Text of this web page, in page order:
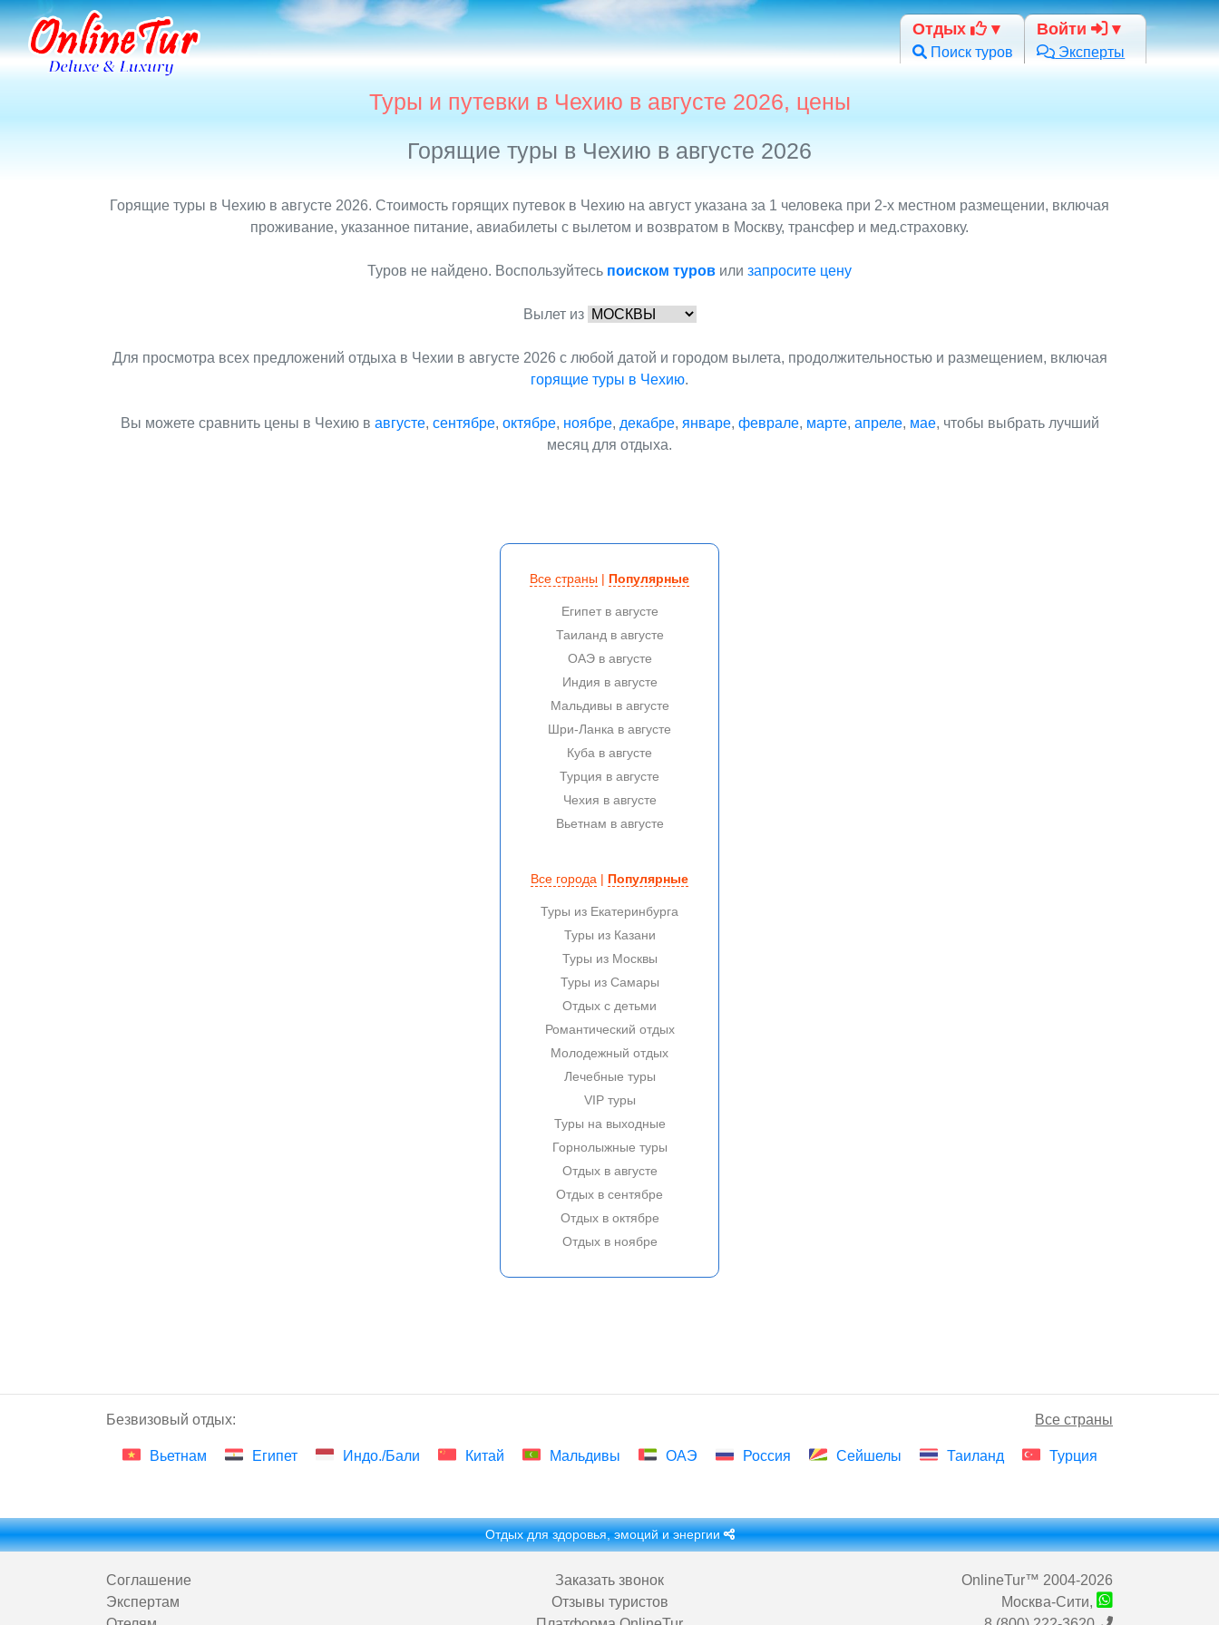
Отдых
Поиск туров
Войти
Эксперты
Туры и путевки в Чехию в августе 2026, цены
Горящие туры в Чехию в августе 2026
Горящие туры в Чехию в августе 2026. Стоимость горящих путевок в Чехию на август указана за 1 человека при 2-х местном размещении, включая
проживание, указанное питание, авиабилеты с вылетом и возвратом в Москву, трансфер и мед.страховку.
Туров не найдено. Воспользуйтесь поиском туров или запросите цену
Вылет из
Для просмотра всех предложений отдыха в Чехии в августе 2026 с любой датой и городом вылета, продолжительностью и размещением, включая
горящие туры в Чехию.
Вы можете сравнить цены в Чехию в августе, сентябре, октябре, ноябре, декабре, январе, феврале, марте, апреле, мае, чтобы выбрать лучший
месяц для отдыха.
Все страны | Популярные
Египет в августе
Таиланд в августе
ОАЭ в августе
Индия в августе
Мальдивы в августе
Шри-Ланка в августе
Куба в августе
Турция в августе
Чехия в августе
Вьетнам в августе
Все города | Популярные
Туры из Екатеринбурга
Туры из Казани
Туры из Москвы
Туры из Самары
Отдых с детьми
Романтический отдых
Молодежный отдых
Лечебные туры
VIP туры
Туры на выходные
Горнолыжные туры
Отдых в августе
Отдых в сентябре
Отдых в октябре
Отдых в ноябре
Безвизовый отдых: Все страны
Вьетнам Египет Индо./Бали Китай Мальдивы ОАЭ Россия Сейшелы Таиланд Турция
Отдых для здоровья, эмоций и энергии
Соглашение
Экспертам
Заказать звонок
Отзывы туристов
OnlineTur™ 2004-2026
Москва-Сити,